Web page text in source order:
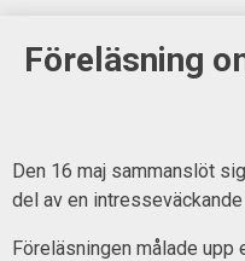
Föreläsning
Den 16 maj sammanslöt
del av en
Föreläsningen målade upp